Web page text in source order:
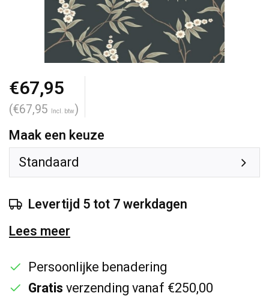
€67,95
(€67,95 Incl. btw)
Maak een keuze
Standaard
Levertijd 5 tot 7 werkdagen
Lees meer
Persoonlijke benadering
Gratisverzending vanaf €250,00